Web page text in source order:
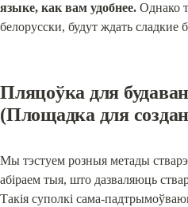
языке, как вам удобнее. Однако
белорусски, будут ждать сладкие
Пляцоўка для
(Площадка для
Мы тэстуем розныя метады
абіраем тыя, што дазваляюць
Такія суполкі сама-